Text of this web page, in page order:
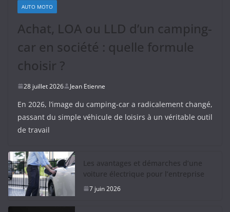
AUTO MOTO
Achat, LOA ou LLD d’un camping-
car en société : quelle formule
choisir ?
28 juillet 2026 Jean Etienne
En 2026, l’image du camping-car a radicalement changé,
passant du simple véhicule de loisirs à un véritable outil
de travail
Les avantages et démarches d’une
voiture électrique pour l’entreprise
7 juin 2026